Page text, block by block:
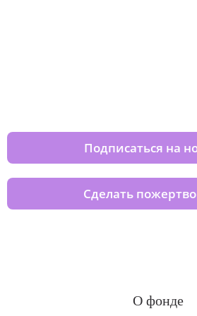
Подписаться на
Сделать
О фонде